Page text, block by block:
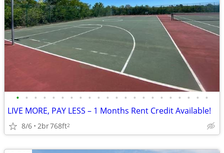
• • • • • • • • • • • • • • • • • • • • • •
LIVE MORE, PAY LESS – 1 Months Rent Credit Available!
8/6 2br768ft2